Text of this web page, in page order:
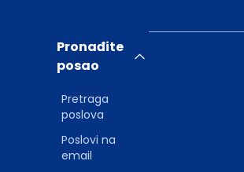
Pronađite
posao
Pretraga
poslova
Poslovi na
email